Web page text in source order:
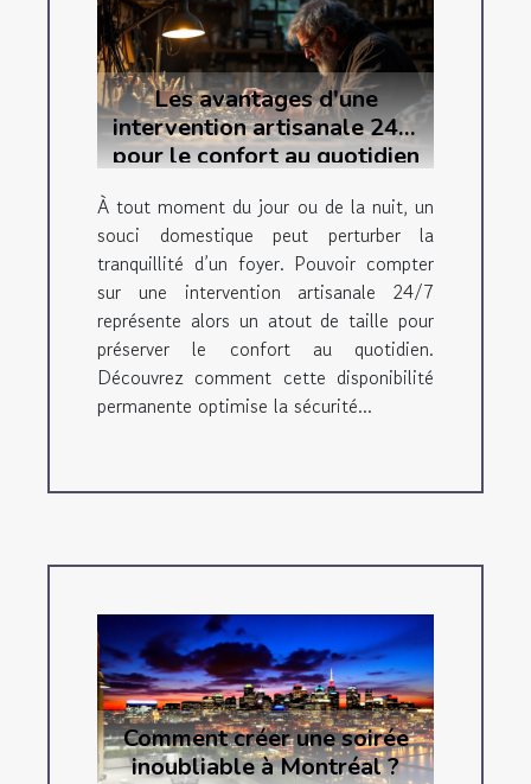
Les avantages d'une
intervention artisanale 24/7
pour le confort au quotidien
À tout moment du jour ou de la nuit, un
souci domestique peut perturber la
tranquillité d’un foyer. Pouvoir compter
sur une intervention artisanale 24/7
représente alors un atout de taille pour
préserver le confort au quotidien.
Découvrez comment cette disponibilité
permanente optimise la sécurité...
Comment créer une soirée
inoubliable à Montréal ?